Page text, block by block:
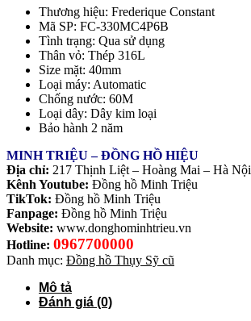
Thương hiệu: Frederique Constant
Mã SP: FC-330MC4P6B
Tình trạng: Qua sử dụng
Thân vỏ: Thép 316L
Size mặt: 40mm
Loại máy: Automatic
Chống nước: 60M
Loại dây: Dây kim loại
Bảo hành 2 năm
MINH TRIỆU – ĐỒNG HỒ HIỆU
Địa chỉ: 217 Thịnh Liệt – Hoàng Mai – Hà Nội
Kênh Youtube: Đồng hồ Minh Triệu
TikTok: Đồng hồ Minh Triệu
Fanpage: Đồng hồ Minh Triệu
Website: www.donghominhtrieu.vn
Hotline: 0967700000
Danh mục: Đồng hồ Thụy Sỹ cũ
Mô tả
Đánh giá (0)